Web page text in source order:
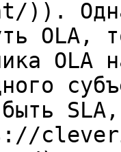
)).
OLA,
OLA